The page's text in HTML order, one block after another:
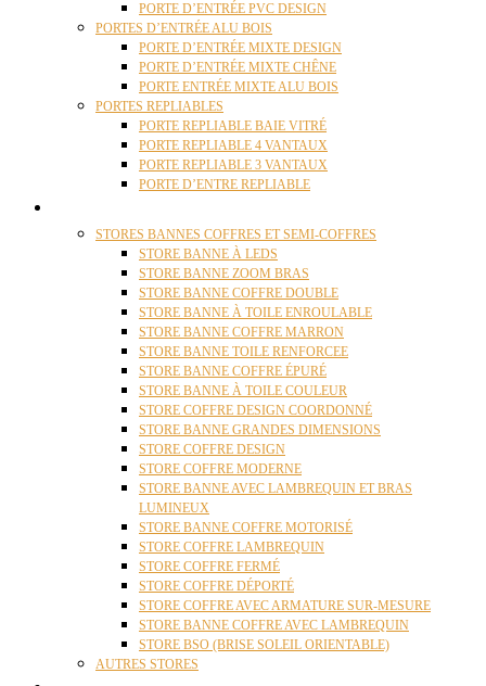
PORTE D’ENTRÉE PVC DESIGN
PORTES D’ENTRÉE ALU BOIS
PORTE D’ENTRÉE MIXTE DESIGN
PORTE D’ENTRÉE MIXTE CHÊNE
PORTE ENTRÉE MIXTE ALU BOIS
PORTES REPLIABLES
PORTE REPLIABLE BAIE VITRÉ
PORTE REPLIABLE 4 VANTAUX
PORTE REPLIABLE 3 VANTAUX
PORTE D’ENTRE REPLIABLE
STORES BANNES COFFRES ET SEMI-COFFRES
STORE BANNE À LEDS
STORE BANNE ZOOM BRAS
STORE BANNE COFFRE DOUBLE
STORE BANNE À TOILE ENROULABLE
STORE BANNE COFFRE MARRON
STORE BANNE TOILE RENFORCEE
STORE BANNE COFFRE ÉPURÉ
STORE BANNE À TOILE COULEUR
STORE COFFRE DESIGN COORDONNÉ
STORE BANNE GRANDES DIMENSIONS
STORE COFFRE DESIGN
STORE COFFRE MODERNE
STORE BANNE AVEC LAMBREQUIN ET BRAS
LUMINEUX
STORE BANNE COFFRE MOTORISÉ
STORE COFFRE LAMBREQUIN
STORE COFFRE FERMÉ
STORE COFFRE DÉPORTÉ
STORE COFFRE AVEC ARMATURE SUR-MESURE
STORE BANNE COFFRE AVEC LAMBREQUIN
STORE BSO (BRISE SOLEIL ORIENTABLE)
AUTRES STORES